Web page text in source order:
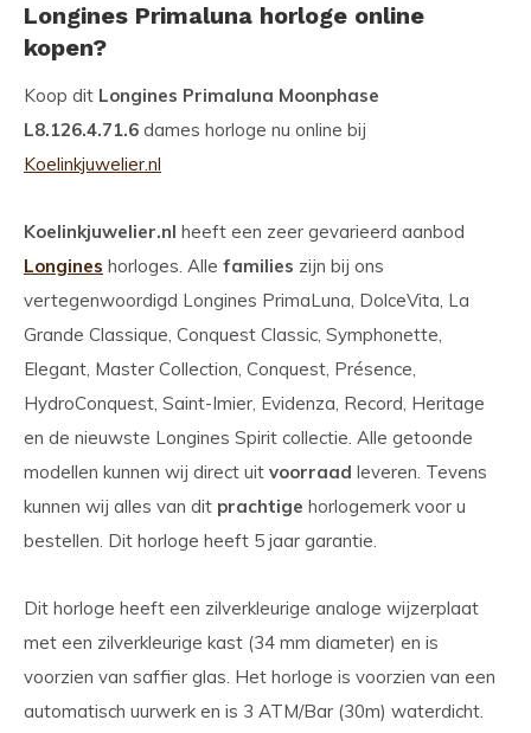
Longines Primaluna horloge online
kopen?
Koop dit Longines Primaluna Moonphase
L8.126.4.71.6 dames horloge nu online bij
Koelinkjuwelier.nl
Koelinkjuwelier.nl heeft een zeer gevarieerd aanbod
Longines horloges. Alle families zijn bij ons
vertegenwoordigd Longines PrimaLuna, DolceVita, La
Grande Classique, Conquest Classic, Symphonette,
Elegant, Master Collection, Conquest, Présence,
HydroConquest, Saint-Imier, Evidenza, Record, Heritage
en de nieuwste Longines Spirit collectie. Alle getoonde
modellen kunnen wij direct uit voorraad leveren. Tevens
kunnen wij alles van dit prachtige horlogemerk voor u
bestellen. Dit horloge heeft 5 jaar garantie.
Dit horloge heeft een zilverkleurige analoge wijzerplaat
met een zilverkleurige kast (34 mm diameter) en is
voorzien van saffier glas. Het horloge is voorzien van een
automatisch uurwerk en is 3 ATM/Bar (30m) waterdicht.